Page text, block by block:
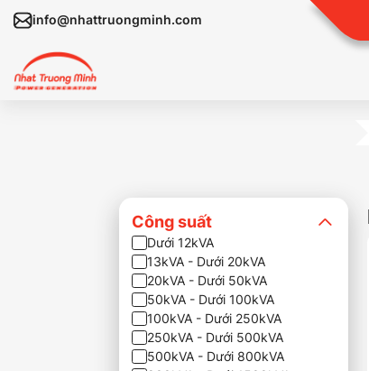
info@nhattruongminh.com
Công suất
Dưới 12kVA
13kVA - Dưới 20kVA
20kVA - Dưới 50kVA
50kVA - Dưới 100kVA
100kVA - Dưới 250kVA
250kVA - Dưới 500kVA
500kVA - Dưới 800kVA